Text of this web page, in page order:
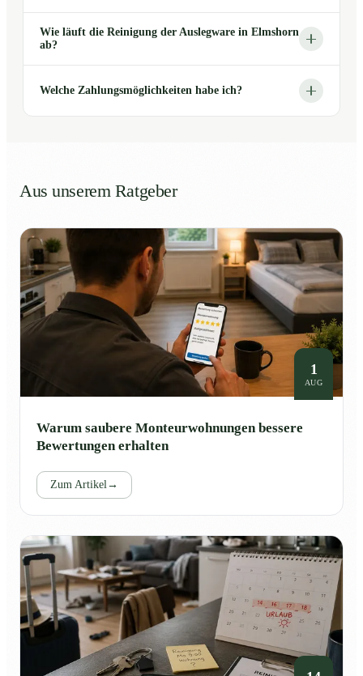
Wie läuft die Reinigung der Auslegware in Elmshorn
ab?
Welche Zahlungsmöglichkeiten habe ich?
Aus unserem Ratgeber
1
AUG
Warum saubere Monteurwohnungen bessere
Bewertungen erhalten
Zum Artikel→